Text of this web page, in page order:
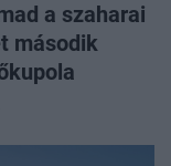
a szaharai
második